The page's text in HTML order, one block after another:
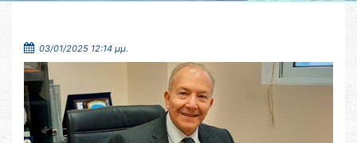
03/01/2025 12:14 μμ.